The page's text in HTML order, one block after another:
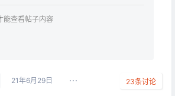
能查看帖子内容
21年6月29日 23条讨论